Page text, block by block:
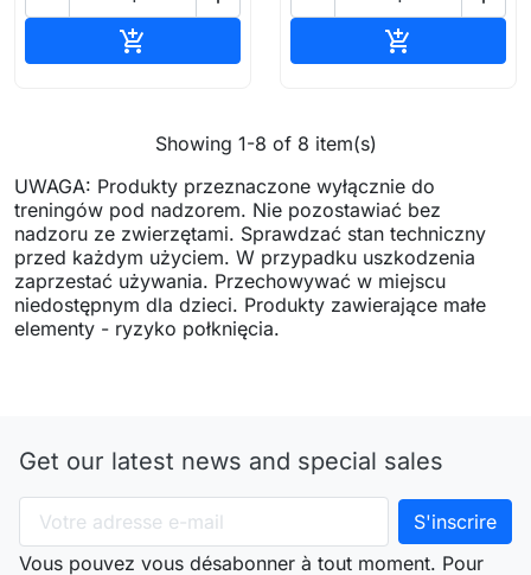
 
Showing 1-8 of 8 item(s)
UWAGA: Produkty przeznaczone wyłącznie do
treningów pod nadzorem. Nie pozostawiać bez
nadzoru ze zwierzętami. Sprawdzać stan techniczny
przed każdym użyciem. W przypadku uszkodzenia
zaprzestać używania. Przechowywać w miejscu
niedostępnym dla dzieci. Produkty zawierające małe
elementy - ryzyko połknięcia.
Get our latest news and special sales
Vous pouvez vous désabonner à tout moment. Pour